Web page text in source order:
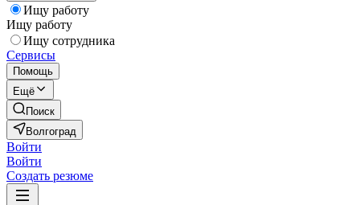
Ищу работу
Ищу работу
Ищу сотрудника
Сервисы
Помощь
Ещё
Поиск
Волгоград
Войти
Войти
Создать резюме